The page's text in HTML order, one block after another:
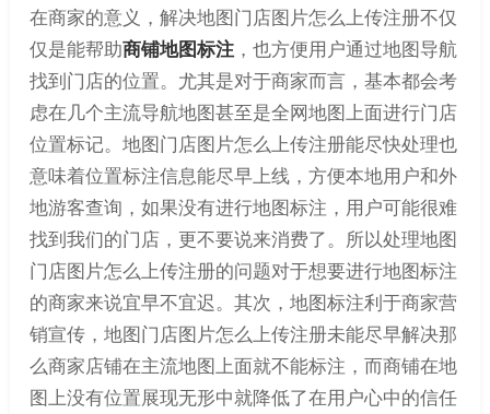
在商家的意义，解决地图门店图片怎么上传注册不仅
仅是能帮助商铺地图标注，也方便用户通过地图导航
找到门店的位置。尤其是对于商家而言，基本都会考
虑在几个主流导航地图甚至是全网地图上面进行门店
位置标记。地图门店图片怎么上传注册能尽快处理也
意味着位置标注信息能尽早上线，方便本地用户和外
地游客查询，如果没有进行地图标注，用户可能很难
找到我们的门店，更不要说来消费了。所以处理地图
门店图片怎么上传注册的问题对于想要进行地图标注
的商家来说宜早不宜迟。其次，地图标注利于商家营
销宣传，地图门店图片怎么上传注册未能尽早解决那
么商家店铺在主流地图上面就不能标注，而商铺在地
图上没有位置展现无形中就降低了在用户心中的信任